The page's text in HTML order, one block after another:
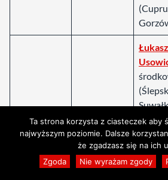
Łukasz
(Ślepsk
Jordan
–
Ta strona korzysta z ciasteczek aby
najwyższym poziomie. Dalsze
że zgadzasz się na ich
Zgoda
Nie wyrażam zgody